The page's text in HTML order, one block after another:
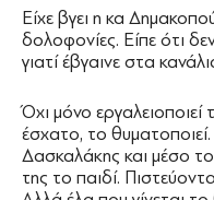
Είχε βγει η κα
δολοφονίες. Είπε ότι
γιατί έβγαινε στα
Όχι μόνο εργαλειοποιεί
έσχατο, το θυματοποιεί.
Δασκαλάκης και μέσο
της το παιδί.